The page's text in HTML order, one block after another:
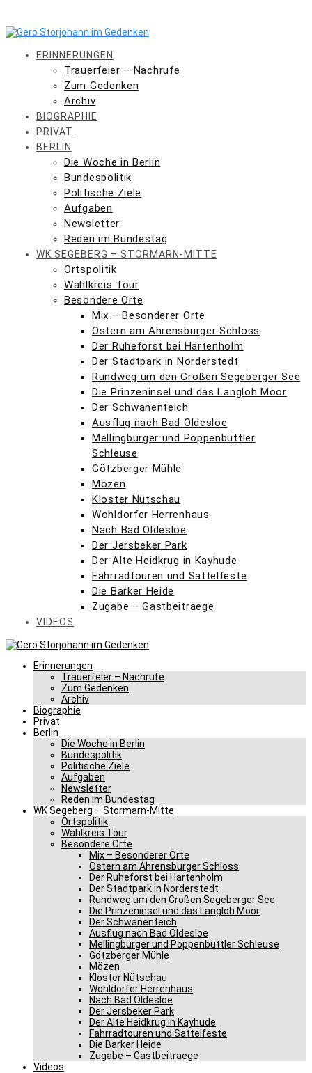
content
ERINNERUNGEN
Trauerfeier – Nachrufe
Zum Gedenken
Archiv
BIOGRAPHIE
PRIVAT
BERLIN
Die Woche in Berlin
Bundespolitik
Politische Ziele
Aufgaben
Newsletter
Reden im Bundestag
WK SEGEBERG – STORMARN-MITTE
Ortspolitik
Wahlkreis Tour
Besondere Orte
Mix – Besonderer Orte
Ostern am Ahrensburger Schloss
Der Ruheforst bei Hartenholm
Der Stadtpark in Norderstedt
Rundweg um den Großen Segeberger See
Die Prinzeninsel und das Langloh Moor
Der Schwanenteich
Ausflug nach Bad Oldesloe
Mellingburger und Poppenbüttler
Schleuse
Götzberger Mühle
Mözen
Kloster Nütschau
Wohldorfer Herrenhaus
Nach Bad Oldesloe
Der Jersbeker Park
Der Alte Heidkrug in Kayhude
Fahrradtouren und Sattelfeste
Die Barker Heide
Zugabe – Gastbeitraege
VIDEOS
Erinnerungen
Trauerfeier – Nachrufe
Zum Gedenken
Archiv
Biographie
Privat
Berlin
Die Woche in Berlin
Bundespolitik
Politische Ziele
Aufgaben
Newsletter
Reden im Bundestag
WK Segeberg – Stormarn-Mitte
Ortspolitik
Wahlkreis Tour
Besondere Orte
Mix – Besonderer Orte
Ostern am Ahrensburger Schloss
Der Ruheforst bei Hartenholm
Der Stadtpark in Norderstedt
Rundweg um den Großen Segeberger See
Die Prinzeninsel und das Langloh Moor
Der Schwanenteich
Ausflug nach Bad Oldesloe
Mellingburger und Poppenbüttler Schleuse
Götzberger Mühle
Mözen
Kloster Nütschau
Wohldorfer Herrenhaus
Nach Bad Oldesloe
Der Jersbeker Park
Der Alte Heidkrug in Kayhude
Fahrradtouren und Sattelfeste
Die Barker Heide
Zugabe – Gastbeitraege
Videos